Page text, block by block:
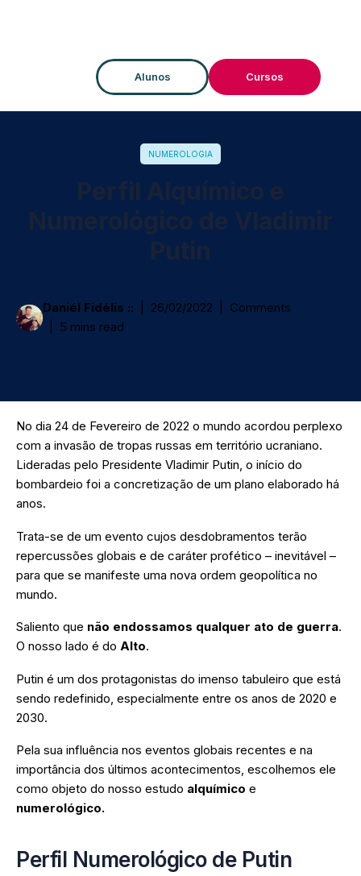
Alunos Cursos
NUMEROLOGIA
Daniél Fidélis :: 26/02/2022
Comments
5 mins read
No dia 24 de Fevereiro de 2022 o mundo acordou perplexo
com a invasão de tropas russas em território ucraniano.
Lideradas pelo Presidente Vladimir Putin, o início do
bombardeio foi a concretização de um plano elaborado há
anos.
Trata-se de um evento cujos desdobramentos terão
repercussões globais e de caráter profético – inevitável –
para que se manifeste uma nova ordem geopolítica no
mundo.
Saliento que não endossamos qualquer ato de guerra.
O nosso lado é do Alto.
Putin é um dos protagonistas do imenso tabuleiro que está
sendo redefinido, especialmente entre os anos de 2020 e
2030.
Pela sua influência nos eventos globais recentes e na
importância dos últimos acontecimentos, escolhemos ele
como objeto do nosso estudo alquímico e
numerológico.
Perfil Numerológico de Putin